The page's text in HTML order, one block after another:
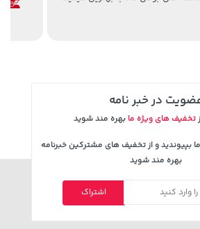
خرید
129,000 تومان
در خبر نامه
تخفیف های ویژه ما بهره مند شوید
بپیوندید و از تخفیف های مشترکین خبرنامه
بهره مند شوید
اشتراک